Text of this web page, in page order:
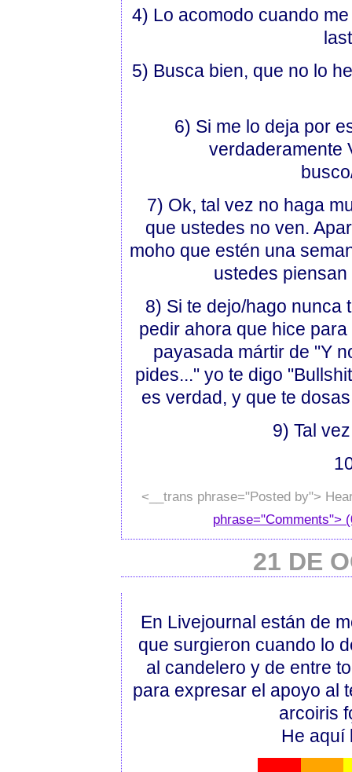
4) Lo acomodo cuando
5) Busca bien, que no lo
6) Si me lo deja por
verdaderamente
7) Ok, tal vez no haga
que ustedes no ven.
moho que estén una
ustedes
8) Si te dejo/hago nunca
pedir ahora que hice
payasada mártir de "Y
pides..." yo te digo
es verdad, y que te
9) Tal
<__trans phrase="Posted by">
phrase="Comments">
21 DE
En Livejournal están de
que surgieron cuando lo
al candelero y de entre
para expresar el apoyo al
arcoiris
He aquí